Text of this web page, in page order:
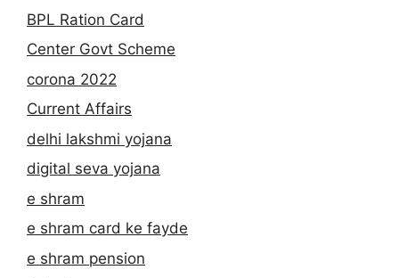
BPL Ration Card
Center Govt Scheme
corona 2022
Current Affairs
delhi lakshmi yojana
digital seva yojana
e shram
e shram card ke fayde
e shram pension